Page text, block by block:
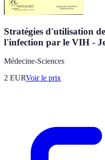
Stratégies d'utilisation
l'infection par le VIH -
Médecine-Sciences
2 EURVoir le prix